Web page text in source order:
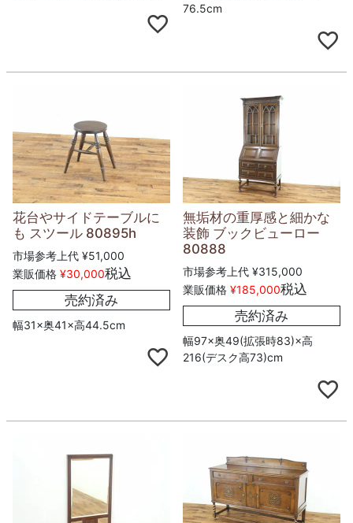
76.5cm
花台やサイドテーブルに
も スツール 80895h
市場参考上代 ¥51,000
業販価格 ¥30,000税込
売約済み
幅31×奥41×高44.5cm
無垢材の重厚感と細かな
装飾 ブックビューロー
80888
市場参考上代 ¥315,000
業販価格 ¥185,000税込
売約済み
幅97×奥49(拡張時83)×高
216(デスク高73)cm